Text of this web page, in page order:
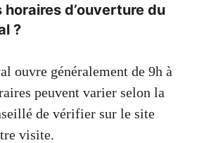
horaires d’ouverture du
?
ouvre généralement de 9h à
peuvent varier selon la
de vérifier sur le site
visite.